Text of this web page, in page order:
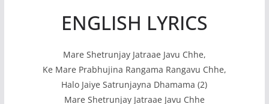
ENGLISH LYRICS
Mare Shetrunjay Jatraae Javu Chhe,
Ke Mare Prabhujina Rangama Rangavu Chhe,
Halo Jaiye Satrunjayna Dhamama (2)
Mare Shetrunjay Jatraae Javu Chhe